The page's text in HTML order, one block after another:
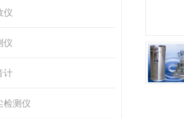
仪
仪
计
检测仪